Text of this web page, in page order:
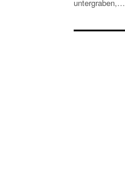
untergraben,…